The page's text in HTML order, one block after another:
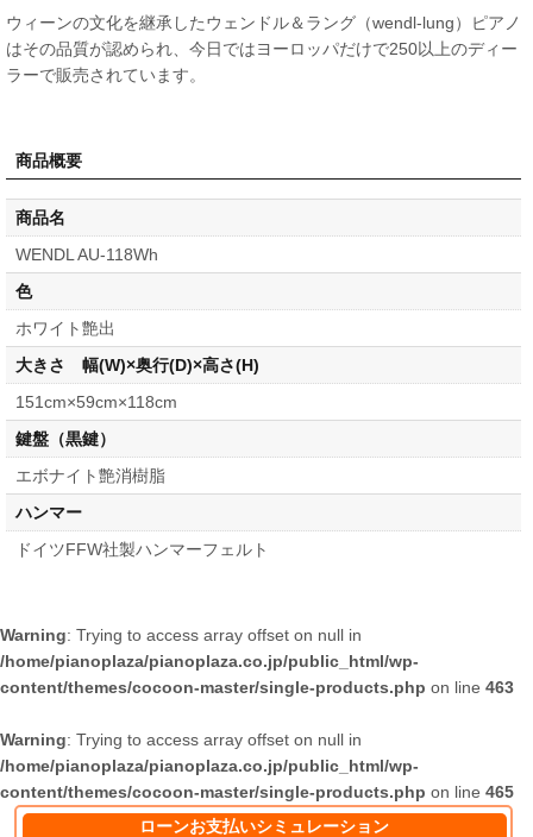
ウィーンの文化を継承したウェンドル＆ラング（wendl-lung）ピアノ
はその品質が認められ、今日ではヨーロッパだけで250以上のディー
ラーで販売されています。
商品概要
商品名
WENDL AU-118Wh
色
ホワイト艶出
大きさ 幅(W)×奥行(D)×高さ(H)
151cm×59cm×118cm
鍵盤（黒鍵）
エボナイト艶消樹脂
ハンマー
ドイツFFW社製ハンマーフェルト
Warning: Trying to access array offset on null in
/home/pianoplaza/pianoplaza.co.jp/public_html/wp-
content/themes/cocoon-master/single-products.php on line 463
Warning: Trying to access array offset on null in
/home/pianoplaza/pianoplaza.co.jp/public_html/wp-
content/themes/cocoon-master/single-products.php on line 465
ローンお支払いシミュレーション